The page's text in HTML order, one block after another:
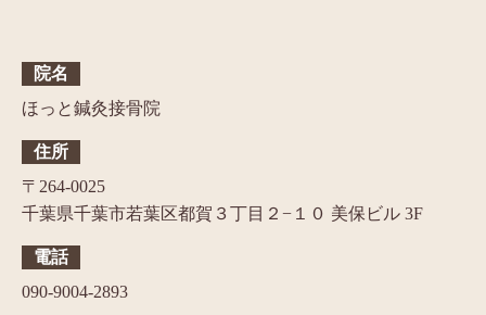
院名
ほっと鍼灸接骨院
住所
〒264-0025
千葉県千葉市若葉区都賀３丁目２−１０ 美保ビル 3F
電話
090-9004-2893